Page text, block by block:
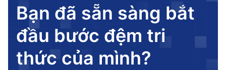
Bạn đã sẵn sàng bắt
đầu bước đệm tri
thức của mình?